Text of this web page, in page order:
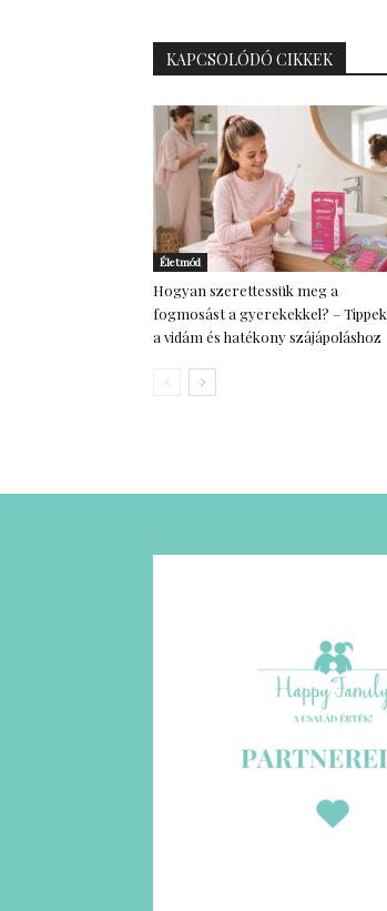
KAPCSOLÓDÓ CIKKEK
Életmód
Hogyan szerettessük meg a
fogmosást a gyerekekkel? – Tippek
a vidám és hatékony szájápoláshoz